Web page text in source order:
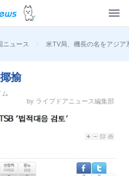
ニュース > 米TV局、機長の名をアジ
揄
by ライブドアニュース編集部